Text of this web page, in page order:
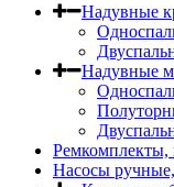
Надувные
Надувные
Насосы